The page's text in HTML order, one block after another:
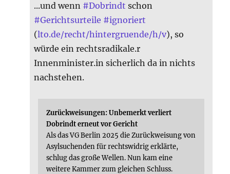
...und wenn #Dobrindt schon
#Gerichtsurteile #ignoriert
(lto.de/recht/hintergruende/h/v), so
würde ein rechtsradikale.r
Innenminister.in sicherlich da in nichts
nachstehen.
Zurückweisungen: Unbemerkt verliert
Dobrindt erneut vor Gericht
Als das VG Berlin 2025 die Zurückweisung von
Asylsuchenden für rechtswidrig erklärte,
schlug das große Wellen. Nun kam eine
weitere Kammer zum gleichen Schluss.